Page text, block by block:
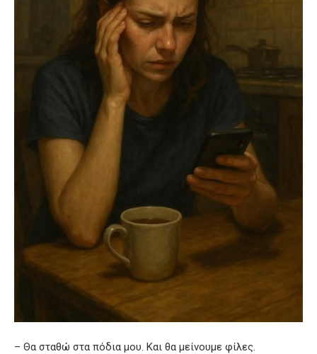
– Θα σταθώ στα πόδια μου. Και θα μείνουμε φίλες.